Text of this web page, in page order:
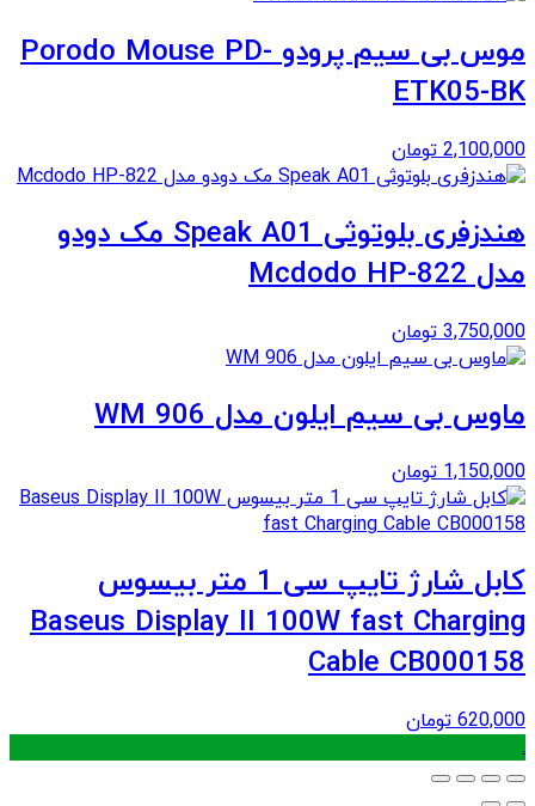
موس بی سیم پرودو Porodo Mouse PD-
ETK05-BK
2,100,000 تومان
هندزفری بلوتوثی Speak A01 مک دودو
مدل Mcdodo HP-822
3,750,000 تومان
ماوس بی سیم ایلون مدل WM 906
1,150,000 تومان
کابل شارژ تایپ سی 1 متر بیسوس
Baseus Display II 100W fast Charging
Cable CB000158
620,000 تومان
.